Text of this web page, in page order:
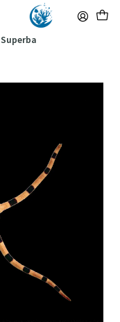
(Envio extresso: 14,90€)